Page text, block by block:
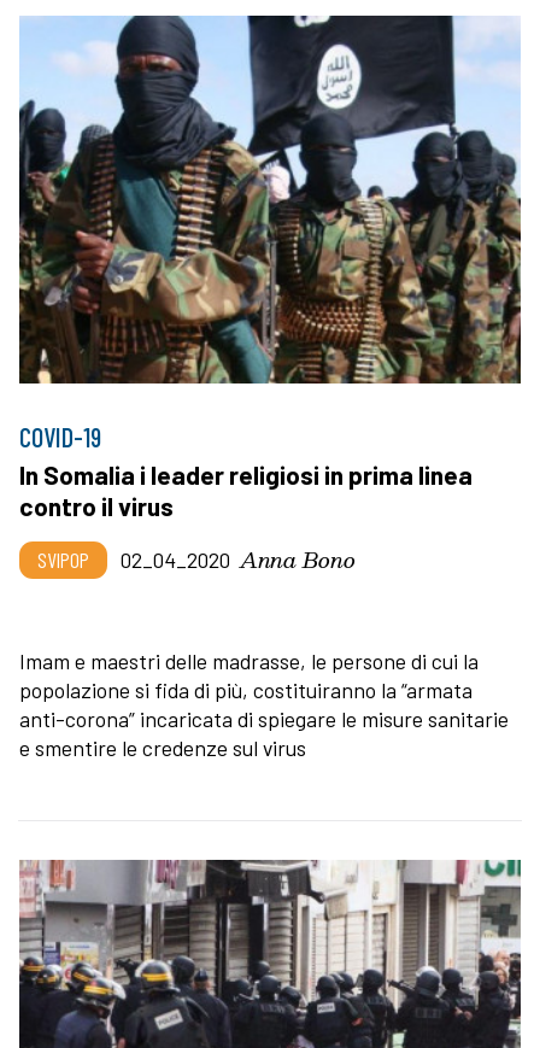
COVID-19
In Somalia i leader religiosi in prima linea
contro il virus
SVIPOP 02_04_2020 Anna Bono
Imam e maestri delle madrasse, le persone di cui la
popolazione si fida di più, costituiranno la “armata
anti-corona” incaricata di spiegare le misure sanitarie
e smentire le credenze sul virus